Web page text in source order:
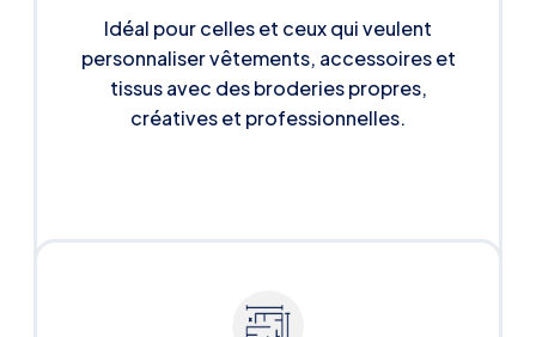
Idéal pour celles et ceux qui veulent
personnaliser vêtements, accessoires et
tissus avec des broderies propres,
créatives et professionnelles.